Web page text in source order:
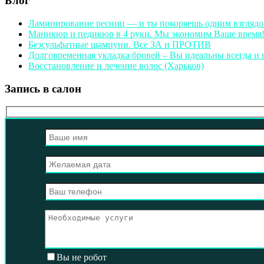
Ламинирование ресниц — и ты покоряешь одним
Маникюр и педикюр в 4 руки. Мы экономим Ваше время!
Безсульфатные шампуни. Все ЗА и ПРОТИВ
Долговременная укладка бровей – Вы идеальны всегда и
Восстановление и лечение волос (Харьков)
Запись в салон
Вы не робот